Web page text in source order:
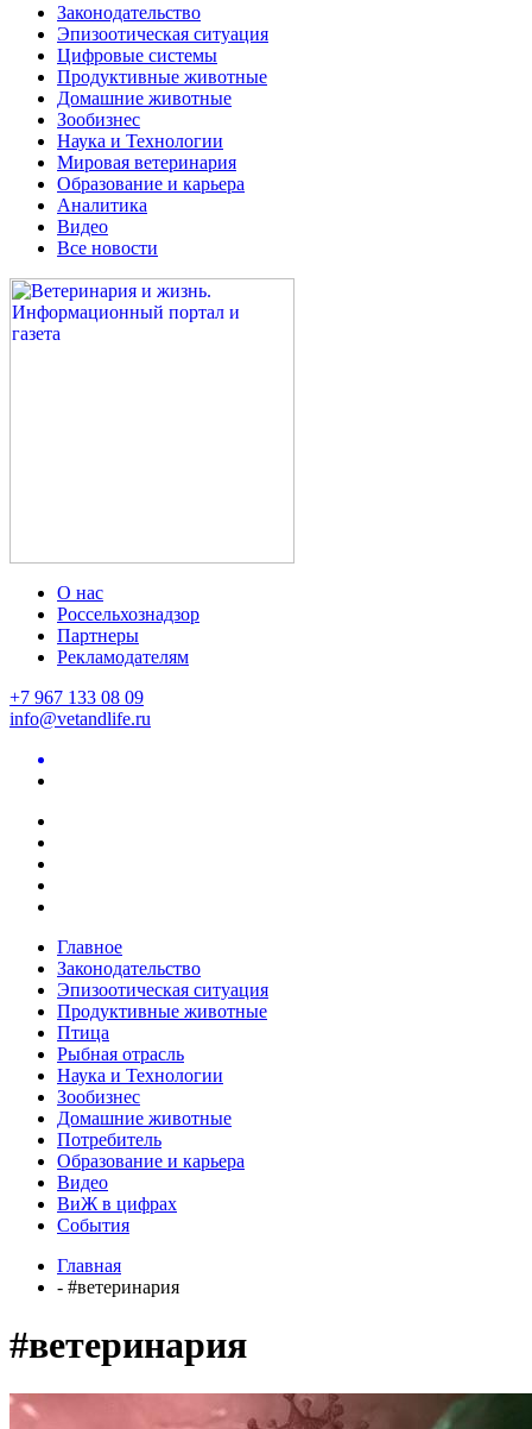
Законодательство
Эпизоотическая ситуация
Цифровые системы
Продуктивные животные
Домашние животные
Зообизнес
Наука и Технологии
Мировая ветеринария
Образование и карьера
Аналитика
Видео
Все новости
О нас
Россельхознадзор
Партнеры
Рекламодателям
+7 967 133 08 09
info@vetandlife.ru
Главное
Законодательство
Эпизоотическая ситуация
Продуктивные животные
Птица
Рыбная отрасль
Наука и Технологии
Зообизнес
Домашние животные
Потребитель
Образование и карьера
Видео
ВиЖ в цифрах
События
Главная
- #ветеринария
#ветеринария